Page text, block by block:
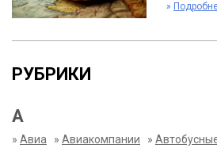
»
РУБРИКИ
А
» Авиа » Авиакомпании »